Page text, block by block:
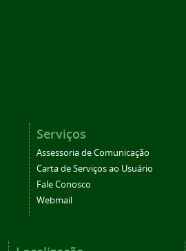
Serviços
Assessoria de Comunicação
Carta de Serviços ao Usuário
Fale Conosco
Webmail